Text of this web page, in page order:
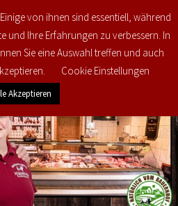
€0,00 0
von ihnen sind essentiell, während
und Ihre Erfahrungen zu verbessern. In
Sie eine Auswahl treffen und auch
Cookie Einstellungen
Akzeptieren